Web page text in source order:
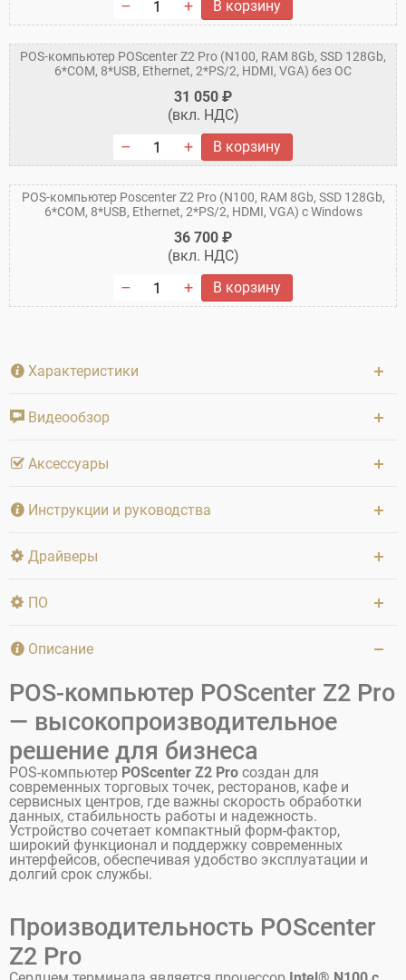
В корзину
POS-компьютер POScenter Z2 Pro (N100, RAM 8Gb, SSD 128Gb,
6*COM, 8*USB, Ethernet, 2*PS/2, HDMI, VGA) без ОС
31 050 ₽
(вкл. НДС)
В корзину
POS-компьютер Poscenter Z2 Pro (N100, RAM 8Gb, SSD 128Gb,
6*COM, 8*USB, Ethernet, 2*PS/2, HDMI, VGA) c Windows
36 700 ₽
(вкл. НДС)
В корзину
Характеристики
Видеообзор
Аксессуары
Инструкции и руководства
Драйверы
ПО
Описание
POS-компьютер POScenter Z2 Pro
— высокопроизводительное
решение для бизнеса
POS-компьютер POScenter Z2 Pro создан для
современных торговых точек, ресторанов, кафе и
сервисных центров, где важны скорость обработки
данных, стабильность работы и надежность.
Устройство сочетает компактный форм-фактор,
широкий функционал и поддержку современных
интерфейсов, обеспечивая удобство эксплуатации и
долгий срок службы.
Производительность POScenter
Z2 Pro